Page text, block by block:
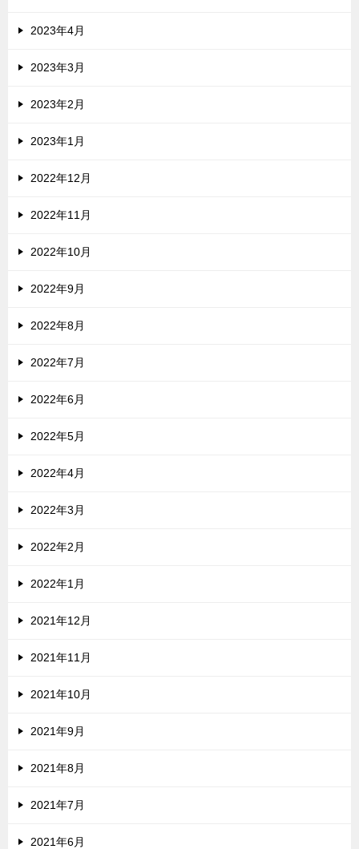
2023年4月
2023年3月
2023年2月
2023年1月
2022年12月
2022年11月
2022年10月
2022年9月
2022年8月
2022年7月
2022年6月
2022年5月
2022年4月
2022年3月
2022年2月
2022年1月
2021年12月
2021年11月
2021年10月
2021年9月
2021年8月
2021年7月
2021年6月